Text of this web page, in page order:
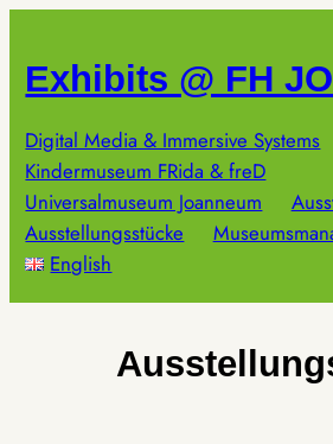
springen
Exhibits @ FH
Digital Media & Immersive Systems
Kindermuseum FRida & freD
Universalmuseum Joanneum
Ausstellungsstücke
English